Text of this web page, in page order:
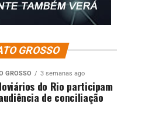
GROSSO
GROSSO 3 semanas ago
do Rio participam
de conciliação